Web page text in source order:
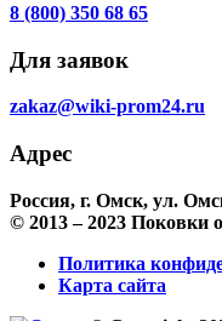
8 (800) 350 68 65
Для заявок
zakaz@wiki-prom24.ru
Адрес
Россия, г. Омск, ул.
© 2013 – 2023
Политика
Карта сайта